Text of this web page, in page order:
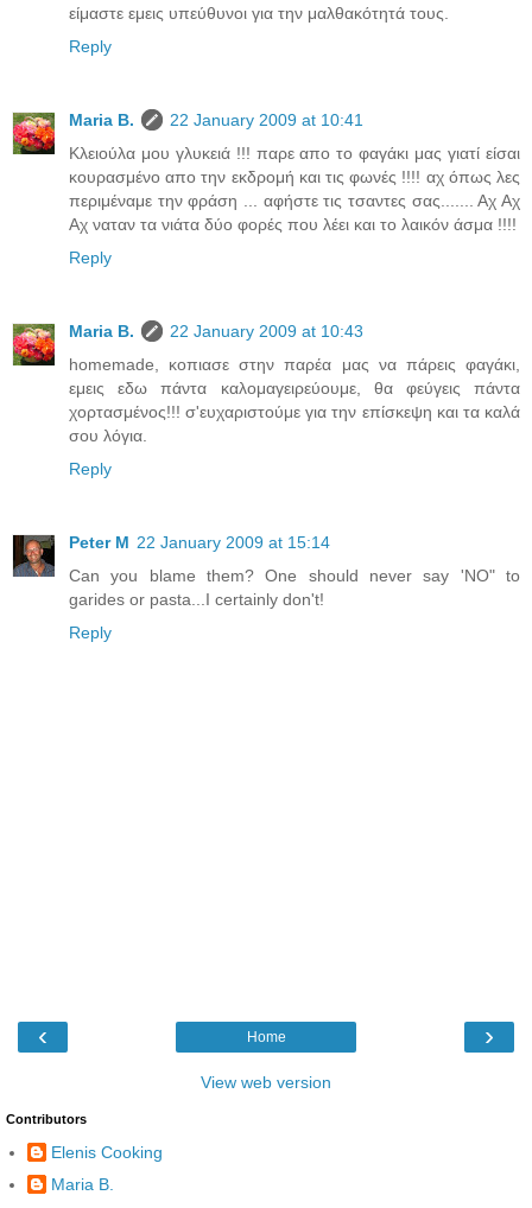
είμαστε εμεις υπεύθυνοι για την μαλθακότητά τους.
Reply
Maria B.
22 January 2009 at 10:41
Kλειούλα μου γλυκειά !!! παρε απο το φαγάκι μας γιατί είσαι
κουρασμένο απο την εκδρομή και τις φωνές !!!! αχ όπως λες
περιμέναμε την φράση ... αφήστε τις τσαντες σας....... Αχ Αχ
Αχ ναταν τα νιάτα δύο φορές που λέει και το λαικόν άσμα !!!!
Reply
Maria B.
22 January 2009 at 10:43
homemade, κοπιασε στην παρέα μας να πάρεις φαγάκι,
εμεις εδω πάντα καλομαγειρεύουμε, θα φεύγεις πάντα
χορτασμένος!!! σ'ευχαριστούμε για την επίσκεψη και τα καλά
σου λόγια.
Reply
Peter M 22 January 2009 at 15:14
Can you blame them? One should never say 'NO" to
garides or pasta...I certainly don't!
Reply
‹ ›
Home
View web version
Contributors
Elenis Cooking
Maria B.